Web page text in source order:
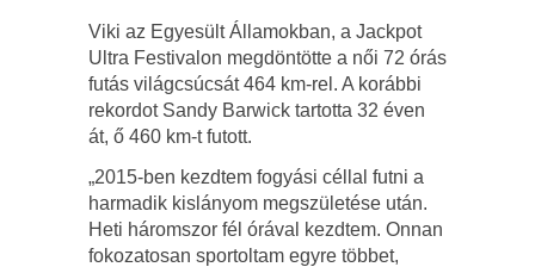
Viki az Egyesült Államokban, a Jackpot
Ultra Festivalon megdöntötte a női 72 órás
futás világcsúcsát 464 km-rel. A korábbi
rekordot Sandy Barwick tartotta 32 éven
át, ő 460 km-t futott.
„2015-ben kezdtem fogyási céllal futni a
harmadik kislányom megszületése után.
Heti háromszor fél órával kezdtem. Onnan
fokozatosan sportoltam egyre többet,